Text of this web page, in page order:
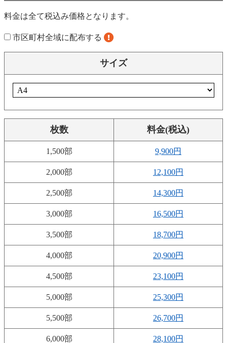
料金は全て税込み価格となります。
市区町村全域に配布する
サイズ
枚数 料金(税込)
1,500部 9,900円
2,000部 12,100円
2,500部 14,300円
3,000部 16,500円
3,500部 18,700円
4,000部 20,900円
4,500部 23,100円
5,000部 25,300円
5,500部 26,700円
6,000部 28,100円